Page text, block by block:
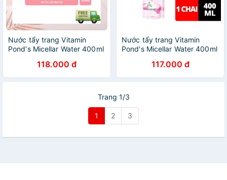
Nước tẩy trang Vitamin
Pond's Micellar Water 400ml
118.000 đ
Nước tẩy trang Vitamin
Pond's Micellar Water 400ml
117.000 đ
Trang 1/3
1 2 3